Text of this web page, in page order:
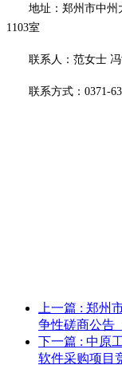
地址：郑州市中州
1103室
联系人： 范女士
联系方式： 0371-
上一篇 : 郑州
争性磋商公告
下一篇 : 中原
软件采购项目